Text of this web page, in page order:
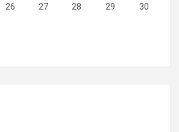
26 27 28 29 30